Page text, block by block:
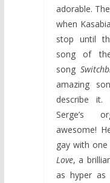
adorable.
when
stop until
song of
song
amazing
describe it.
Serge’s
awesome!
gay with
Love, a
as hyper as